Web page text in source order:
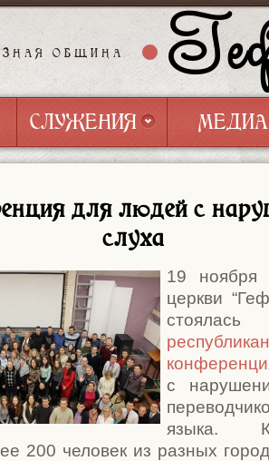
ОБЩИНА
СЛУЖЕНИЯ
СЛУЖЕНИЯ
МЕДИА
МЕДИА
для людей с
слуха
19 ноября
церкви
стоялась
с
языка.
200 человек из разных